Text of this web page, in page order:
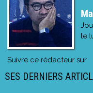
le
Suivre ce rédacteur sur
SES DERNIERS